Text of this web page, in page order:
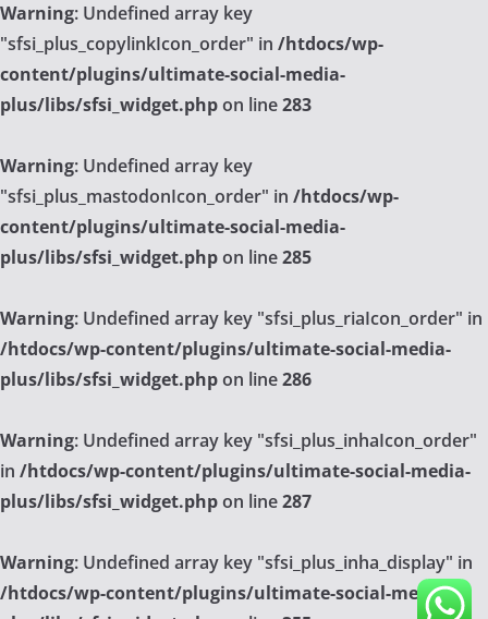
Warning: Undefined array key
"sfsi_plus_copylinkIcon_order" in /htdocs/wp-
content/plugins/ultimate-social-media-
plus/libs/sfsi_widget.phpon line283
Warning: Undefined array key
"sfsi_plus_mastodonIcon_order" in /htdocs/wp-
content/plugins/ultimate-social-media-
plus/libs/sfsi_widget.phpon line285
Warning: Undefined array key "sfsi_plus_riaIcon_order" in
/htdocs/wp-content/plugins/ultimate-social-media-
plus/libs/sfsi_widget.phpon line286
Warning: Undefined array key "sfsi_plus_inhaIcon_order"
in /htdocs/wp-content/plugins/ultimate-social-media-
plus/libs/sfsi_widget.phpon line287
Warning: Undefined array key "sfsi_plus_inha_display" in
/htdocs/wp-content/plugins/ultimate-social-media-